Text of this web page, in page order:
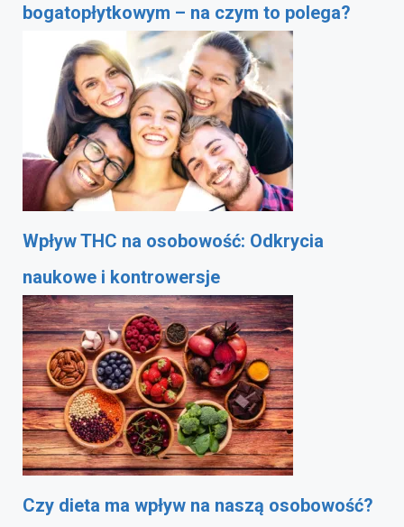
bogatopłytkowym – na czym to polega?
Wpływ THC na osobowość: Odkrycia
naukowe i kontrowersje
Czy dieta ma wpływ na naszą osobowość?